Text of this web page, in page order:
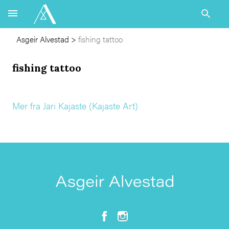
Asgeir Alvestad > fishing tattoo
fishing tattoo
Mer fra Jari Kajaste (Kajaste Art)